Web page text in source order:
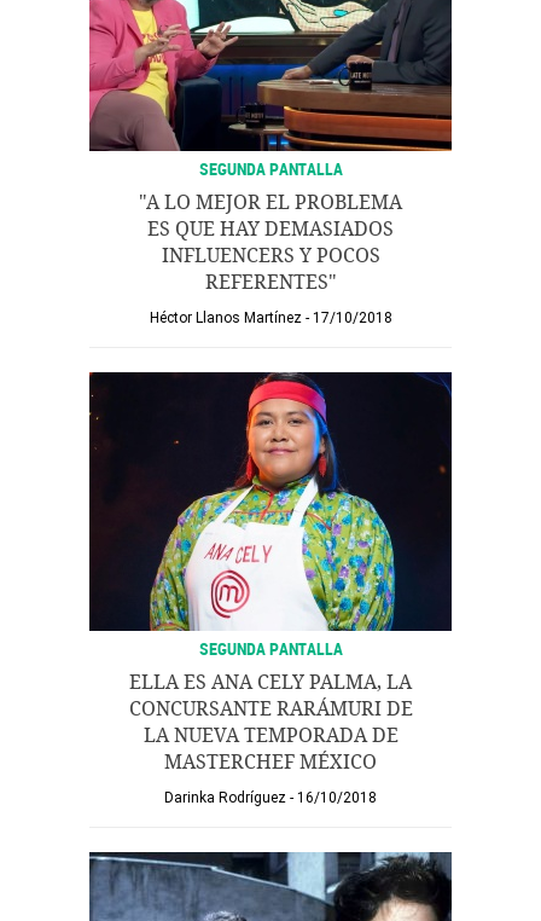
SEGUNDA PANTALLA
"A LO MEJOR EL PROBLEMA
ES QUE HAY DEMASIADOS
INFLUENCERS Y POCOS
REFERENTES"
Héctor Llanos Martínez 17/10/2018
SEGUNDA PANTALLA
ELLA ES ANA CELY PALMA, LA
CONCURSANTE RARÁMURI DE
LA NUEVA TEMPORADA DE
MASTERCHEF MÉXICO
Darinka Rodríguez 16/10/2018